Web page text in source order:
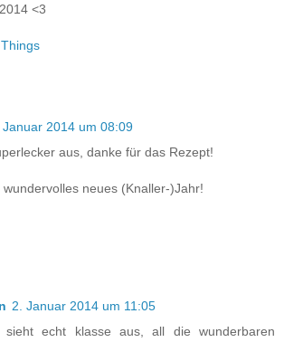
<3
Januar 2014 um 08:09
aus, danke für das Rezept!
wundervolles neues (Knaller-)Jahr!
2. Januar 2014 um 11:05
sieht echt klasse aus, all die wunderbaren